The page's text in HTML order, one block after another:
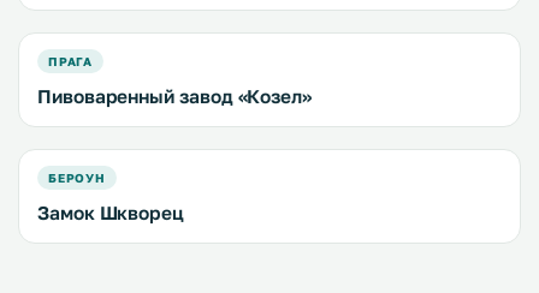
ПРАГА
Пивоваренный завод «Козел»
БЕРОУН
Замок Шкворец